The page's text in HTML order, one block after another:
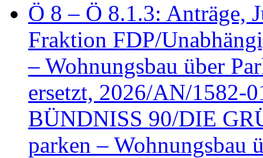
Ö 8 – Ö 8.1.3: Anträge,
Fraktion FDP/
– Wohnungsbau über
ersetzt, 2026/AN/1582-
BÜNDNISS 90/DIE
parken – Wohnungsbau